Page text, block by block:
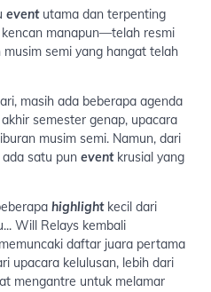
eventutama dan terpenting
kencan manapun—telah resmi
semi yang hangat telah
masih ada beberapa agenda
semester genap, upacara
musim semi. Namun, dari
satu pun eventkrusial yang
highlightkecil dari
Will Relays kembali
daftar juara pertama
upacara kelulusan, lebih dari
mengantre untuk melamar